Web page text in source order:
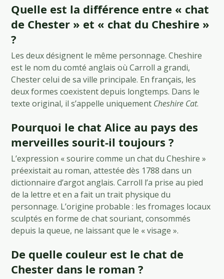
Quelle est la différence entre « chat
de Chester » et « chat du Cheshire »
?
Les deux désignent le même personnage. Cheshire
est le nom du comté anglais où Carroll a grandi,
Chester celui de sa ville principale. En français, les
deux formes coexistent depuis longtemps. Dans le
texte original, il s’appelle uniquement Cheshire Cat.
Pourquoi le chat Alice au pays des
merveilles sourit-il toujours ?
L’expression « sourire comme un chat du Cheshire »
préexistait au roman, attestée dès 1788 dans un
dictionnaire d’argot anglais. Carroll l’a prise au pied
de la lettre et en a fait un trait physique du
personnage. L’origine probable : les fromages locaux
sculptés en forme de chat souriant, consommés
depuis la queue, ne laissant que le « visage ».
De quelle couleur est le chat de
Chester dans le roman ?